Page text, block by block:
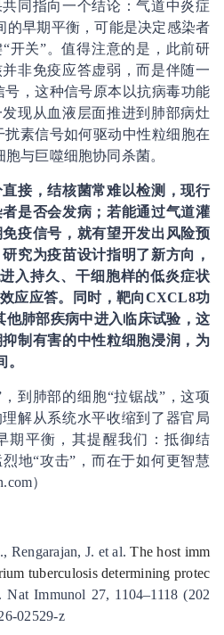
同指向一个结论：气道中炎症
的早期平衡，可能是决定感染者
开关”。值得注意的是，此前研
非免疫应答虚弱，而是伴随一
，这种信号原本以抗病毒功能
现从血液层面推进到肺部病灶
素信号如何驱动中性粒细胞在
与巨噬细胞协同杀菌。
接，结核菌常难以检测，现行
是否会发病；若能通过气道灌
疫信号，就有望开发出风险预
究为疫苗设计指明了新方向，
入持久、干细胞样的低炎症状
应应答。同时，靶向CXCL8功
肺部疾病中进入临床试验，这
制有害的中性粒细胞浸润，为
到肺部的细胞“拉锯战”，这项
解从系统水平收缩到了器官局
期平衡，其提醒我们：抵御结
地“攻击”，而在于如何更智慧
）
Rengarajan, J. et al.The host imm
tuberculosis determining protec
. Nat Immunol 27, 1104–1118 (202
02529-z